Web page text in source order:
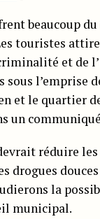
beaucoup du
touristes
et de
l’emprise
et le quartier
un
réduire les
drogues
la
municipal.